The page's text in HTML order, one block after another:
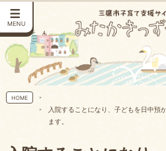
MENU
HOME
入院することになり、子どもを日中預
ます。